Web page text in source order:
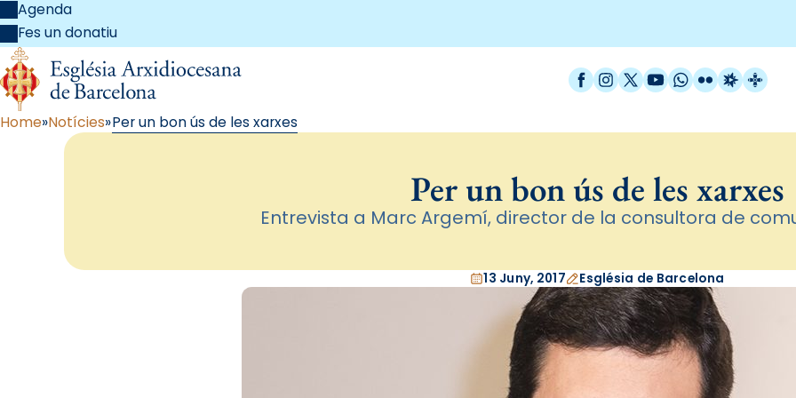
Agenda
Fes un donatiu
Facebook
Instagram
X / Twitter
YouTube
WhatsApp
FlickrRadio
Home Notícies Per un bon ús de les xarxes
Per un bon ús de les xarxes
Entrevista a Marc Argemí, director de la consultora de
13 Juny, 2017 Església de Barcelona